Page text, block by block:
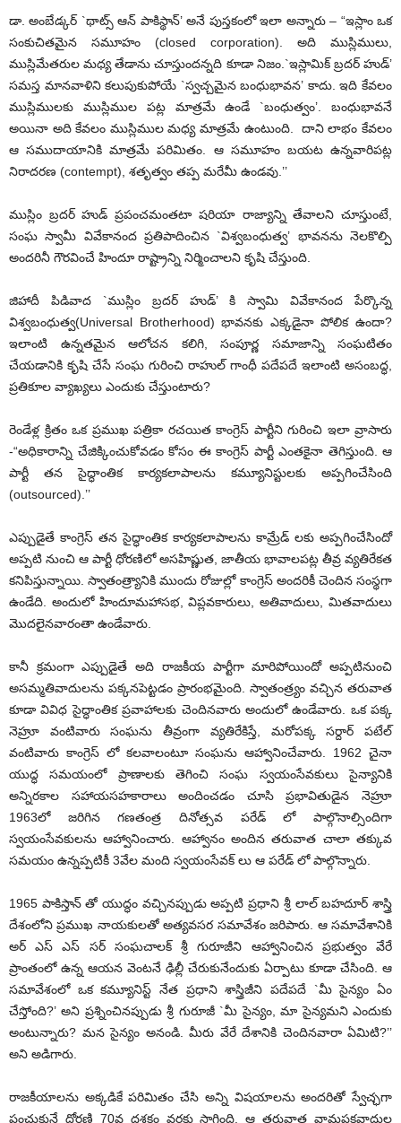
డా. అంబేడ్కర్ `థాట్స్ ఆన్ పాకిస్థాన్’ అనే పుస్తకంలో ఇలా అన్నారు – “ఇస్లాం ఒక
సంకుచితమైన సమూహం (closed corporation). అది ముస్లిములు,
ముస్లిమేతరుల మధ్య తేడాను చూస్తుందన్నది కూడా నిజం.`ఇస్లామిక్ బ్రదర్ హుడ్’
సమస్త మానవాళిని కలుపుకుపోయే `స్వచ్చమైన బంధుభావన’ కాదు. ఇది కేవలం
ముస్లిములకు ముస్లిముల పట్ల మాత్రమే ఉండే `బంధుత్వం’. బంధుభావనే
అయినా అది కేవలం ముస్లిముల మధ్య మాత్రమే ఉంటుంది. దాని లాభం కేవలం
ఆ సముదాయానికి మాత్రమే పరిమితం. ఆ సమూహం బయట ఉన్నవారిపట్ల
నిరాదరణ (contempt), శతృత్వం తప్ప మరేమీ ఉండవు.’’
ముస్లిం బ్రదర్ హుడ్ ప్రపంచమంతటా షరియా రాజ్యాన్ని తేవాలని చూస్తుంటే,
సంఘ స్వామీ వివేకానంద ప్రతిపాదించిన `విశ్వబంధుత్వ’ భావనను నెలకొల్పి
అందరినీ గౌరవించే హిందూ రాష్ట్రాన్ని నిర్మించాలని కృషి చేస్తుంది.
జిహాదీ పిడివాద `ముస్లిం బ్రదర్ హుడ్’ కి స్వామి వివేకానంద పేర్కొన్న
విశ్వబంధుత్వ(Universal Brotherhood) భావనకు ఎక్కడైనా పోలిక ఉందా?
ఇలాంటి ఉన్నతమైన ఆలోచన కలిగి, సంపూర్ణ సమాజాన్ని సంఘటితం
చేయడానికి కృషి చేసే సంఘ గురించి రాహుల్ గాంధీ పదేపదే ఇలాంటి అసంబద్ధ,
ప్రతికూల వ్యాఖ్యలు ఎందుకు చేస్తుంటారు?
రెండేళ్ల క్రితం ఒక ప్రముఖ పత్రికా రచయిత కాంగ్రెస్ పార్టీని గురించి ఇలా వ్రాసారు
-“అధికారాన్ని చేజిక్కించుకోవడం కోసం ఈ కాంగ్రెస్ పార్టీ ఎంతకైనా తెగిస్తుంది. ఆ
పార్టీ తన సైద్ధాంతిక కార్యకలాపాలను కమ్యూనిస్టులకు అప్పగించేసింది
(outsourced).’’
ఎప్పుడైతే కాంగ్రెస్ తన సైద్ధాంతిక కార్యకలాపాలను కామ్రేడ్ లకు అప్పగించేసిందో
అప్పటి నుంచి ఆ పార్టీ ధోరణిలో అసహిష్ణుత, జాతీయ భావాలపట్ల తీవ్ర వ్యతిరేకత
కనిపిస్తున్నాయి. స్వాతంత్ర్యానికి ముందు రోజుల్లో కాంగ్రెస్ అందరికీ చెందిన సంస్థగా
ఉండేది. అందులో హిందూమహాసభ, విప్లవకారులు, అతివాదులు, మితవాదులు
మొదలైనవారంతా ఉండేవారు.
కానీ క్రమంగా ఎప్పుడైతే అది రాజకీయ పార్టీగా మారిపోయిందో అప్పటినుంచి
అసమ్మతివాదులను పక్కనపెట్టడం ప్రారంభమైంది. స్వాతంత్ర్యం వచ్చిన తరువాత
కూడా వివిధ సైద్ధాంతిక ప్రవాహాలకు చెందినవారు అందులో ఉండేవారు. ఒక పక్క
నెహ్రూ వంటివారు సంఘను తీవ్రంగా వ్యతిరేకిస్తే, మరోపక్క సర్దార్ పటేల్
వంటివారు కాంగ్రెస్ లో కలవాలంటూ సంఘను ఆహ్వానించేవారు. 1962 చైనా
యుద్ధ సమయంలో ప్రాణాలకు తెగించి సంఘ స్వయంసేవకులు సైన్యానికి
అన్నిరకాల సహాయసహకారాలు అందించడం చూసి ప్రభావితుడైన నెహ్రూ
1963లో జరిగిన గణతంత్ర దినోత్సవ పరేడ్ లో పాల్గొనాల్సిందిగా
స్వయంసేవకులను ఆహ్వానించారు. ఆహ్వానం అందిన తరువాత చాలా తక్కువ
సమయం ఉన్నప్పటికీ 3వేల మంది స్వయంసేవక్ లు ఆ పరేడ్ లో పాల్గొన్నారు.
1965 పాకిస్తాన్ తో యుద్ధం వచ్చినప్పుడు అప్పటి ప్రధాని శ్రీ లాల్ బహదూర్ శాస్త్రి
దేశంలోని ప్రముఖ నాయకులతో అత్యవసర సమావేశం జరిపారు. ఆ సమావేశానికి
అర్ ఎస్ ఎస్ సర్ సంఘచాలక్ శ్రీ గురూజీని ఆహ్వానించిన ప్రభుత్వం వేరే
ప్రాంతంలో ఉన్న ఆయన వెంటనే ఢిల్లీ చేరుకునేందుకు ఏర్పాటు కూడా చేసింది. ఆ
సమావేశంలో ఒక కమ్యూనిస్ట్ నేత ప్రధాని శాస్త్రిజీని పదేపదే `మీ సైన్యం ఏం
చేస్తోంది?’ అని ప్రశ్నించినప్పుడు శ్రీ గురూజీ `మీ సైన్యం, మా సైన్యమని ఎందుకు
అంటున్నారు? మన సైన్యం అనండి. మీరు వేరే దేశానికి చెందినవారా ఏమిటి?’’
అని అడిగారు.
రాజకీయాలను అక్కడికే పరిమితం చేసి అన్ని విషయాలను అందరితో స్వేచ్ఛగా
పంచుకునే ధోరణి 70వ దశకం వరకు సాగింది. ఆ తరువాత వామపక్షవాదుల